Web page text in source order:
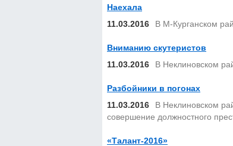
Наехала
11.03.2016
В М-Курганском
Вниманию скутеристов
11.03.2016
В Неклиновском
Разбойники в погонах
11.03.2016
В Неклиновском
совершение должностного
«Талант-2016»